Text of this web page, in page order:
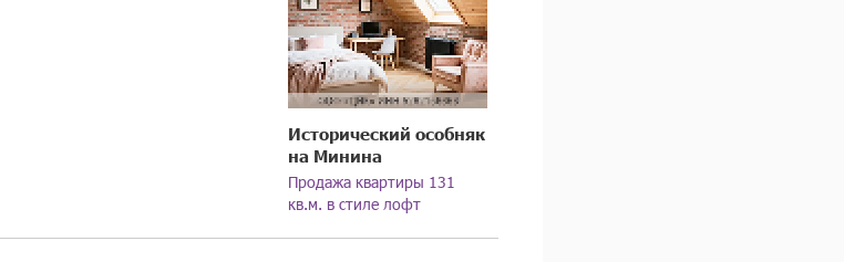
Исторический особняк
на Минина
Продажа квартиры 131
кв.м. в стиле лофт